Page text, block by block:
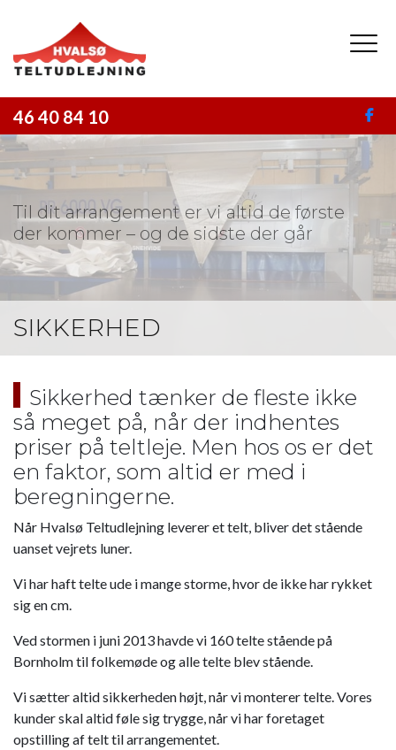
hovedindhold
46 40 84 10
Til dit arrangement er vi altid de første
der kommer – og de sidste der går
SIKKERHED
Sikkerhed tænker de fleste ikke
så meget på, når der indhentes
priser på teltleje. Men hos os er det
en faktor, som altid er med i
beregningerne.
Når Hvalsø Teltudlejning leverer et telt, bliver det stående
uanset vejrets luner.
Vi har haft telte ude i mange storme, hvor de ikke har rykket
sig en cm.
Ved stormen i juni 2013 havde vi 160 telte stående på
Bornholm til folkemøde og alle telte blev stående.
Vi sætter altid sikkerheden højt, når vi monterer telte. Vores
kunder skal altid føle sig trygge, når vi har foretaget
opstilling af telt til arrangementet.